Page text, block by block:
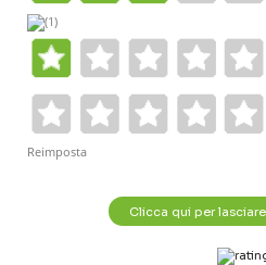
(1)
Reimposta
Clicca qui per